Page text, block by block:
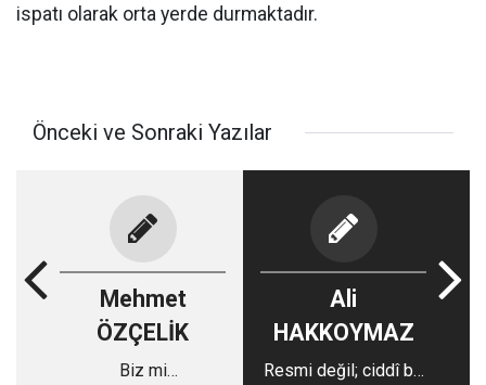
ispatı olarak orta yerde durmaktadır.
Önceki ve Sonraki Yazılar
Mehmet
ÖZÇELİK
Biz mi
Ali
HAKKOYMAZ
Resmi değil; ciddî bir